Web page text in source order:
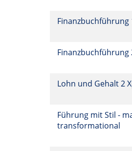
Finanzbuchführung
Finanzbuchführung
Lohn und Gehalt 2
Führung mit Stil -
transformational